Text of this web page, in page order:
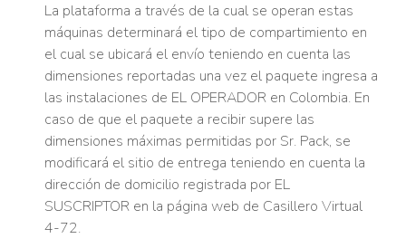
La plataforma a través de la cual se operan estas
máquinas determinará el tipo de compartimiento en
el cual se ubicará el envío teniendo en cuenta las
dimensiones reportadas una vez el paquete ingresa a
las instalaciones de EL OPERADOR en Colombia. En
caso de que el paquete a recibir supere las
dimensiones máximas permitidas por Sr. Pack, se
modificará el sitio de entrega teniendo en cuenta la
dirección de domicilio registrada por EL
SUSCRIPTOR en la página web de Casillero Virtual
4-72.